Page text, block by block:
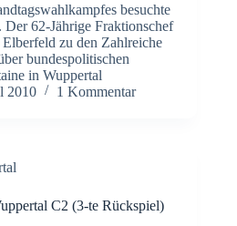
besuchte
62-Jährige Fraktionschef
zu den Zahlreiche
bundespolitischen
in Wuppertal
2010 1 Kommentar
C2 (3-te Rückspiel)